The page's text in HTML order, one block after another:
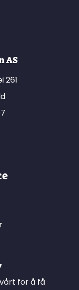
AS
261
for å få